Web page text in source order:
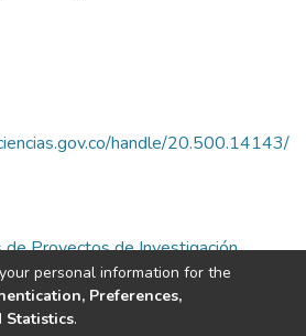
handle/20.500.14143/
de Proyectos de Investigación
personal information for the
Preferences,
Statistics.